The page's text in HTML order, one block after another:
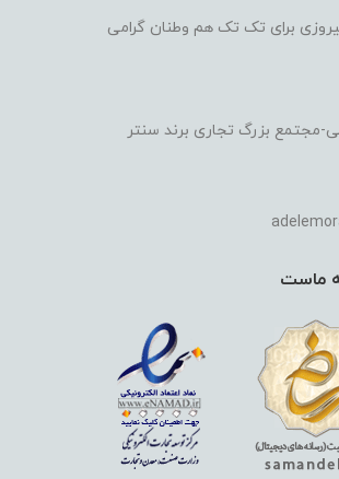
برای تک تک هم وطنان گرامی
مجتمع بزرگ تجاری برند سنتر
ماست